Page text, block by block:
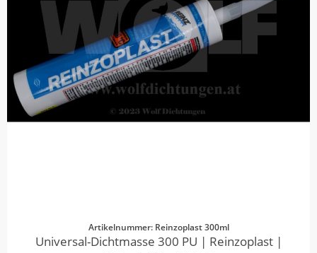
Artikelnummer: Reinzoplast 300ml
Universal-Dichtmasse 300 PU | Reinzoplast |